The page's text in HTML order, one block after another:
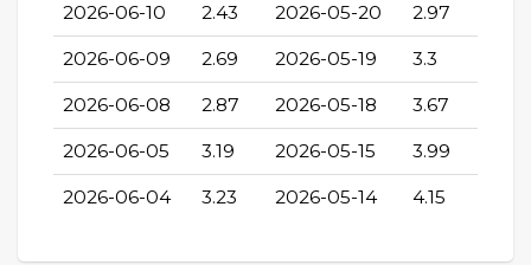
2026-06-10 2.43 2026-05-20 2.97
2026-06-09 2.69 2026-05-19 3.3
2026-06-08 2.87 2026-05-18 3.67
2026-06-05 3.19 2026-05-15 3.99
2026-06-04 3.23 2026-05-14 4.15